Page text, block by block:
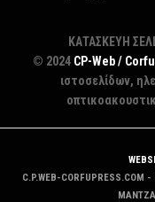
ΚΑΤΑΣΚΕΥΗ
© 2024 CP-Web /
ιστοσελίδων,
C.P.WEB-